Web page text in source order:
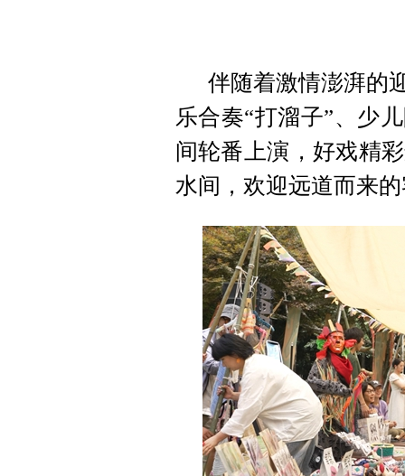
伴随着激情澎湃的
乐合奏“打溜子”、少
间轮番上演，好戏精
水间，欢迎远道而来